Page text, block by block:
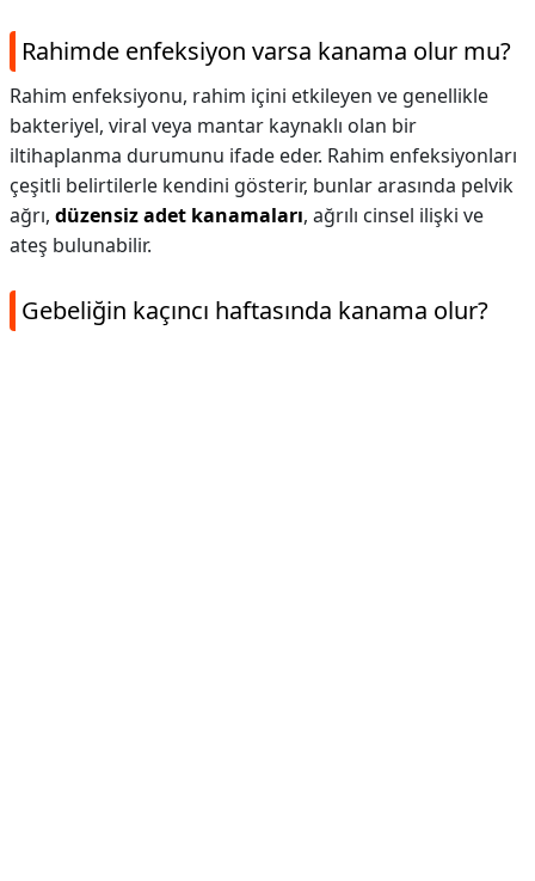
Rahimde enfeksiyon varsa kanama olur mu?
Rahim enfeksiyonu, rahim içini etkileyen ve genellikle
bakteriyel, viral veya mantar kaynaklı olan bir
iltihaplanma durumunu ifade eder. Rahim enfeksiyonları
çeşitli belirtilerle kendini gösterir, bunlar arasında pelvik
ağrı, düzensiz adet kanamaları, ağrılı cinsel ilişki ve
ateş bulunabilir.
Gebeliğin kaçıncı haftasında kanama olur?